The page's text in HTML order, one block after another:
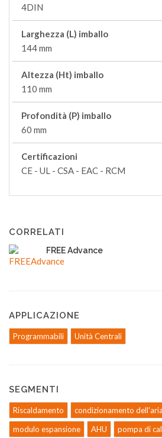
4DIN
Larghezza (L) imballo
144 mm
Altezza (Ht) imballo
110 mm
Profondità (P) imballo
60 mm
Certificazioni
CE - UL - CSA - EAC - RCM
CORRELATI
FREE Advance
APPLICAZIONE
Programmabili Unità Centrali
SEGMENTI
Riscaldamento condizionamento dell'aria
modulo espansione
AHU pompa di